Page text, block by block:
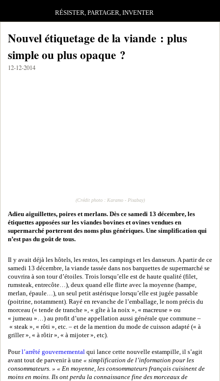
RÉSISTER, PARTAGER, INVENTER
Nouvel étiquetage de la viande : plus
simple ou plus opaque ?
12-12-2014
(Crédit photo : Karamo - Pixabay)
Adieu aiguillettes, poires et merlans. Dès ce samedi 13 décembre, les
étiquettes apposées sur les viandes bovines et ovines vendues en
supermarché porteront des noms plus génériques. Une simplification qui
n’est pas du goût de tous.
Il y avait déjà les hôtels, les restos, les campings et les danseurs. A partir de ce
samedi 13 décembre, la viande tassée dans nos barquettes de supermarché se
couvrira à son tour d’étoiles. Trois lorsqu’elle est de haute qualité (filet,
rumsteak, entrecôte…), deux quand elle flirte avec la moyenne (hampe,
merlan, épaule…), un seul petit astérisque lorsqu’elle est jugée passable
(poitrine, notamment). Rayé en revanche de l’emballage, le nom précis du
morceau (« tende de tranche », « gîte à la noix », « macreuse » ou
« jumeau »…) au profit d’une appellation aussi générale que commune –
« steak », « rôti », etc. – et de la mention du mode de cuisson adapté (« à
griller », « à rôtir », « à mijoter », etc).
Pourl’arrêté gouvernemental qui lance cette nouvelle estampille, il s’agit
avant tout de parvenir à une « simplification de l’information pour les
consommateurs. » « En moyenne, les consommateurs français cuisinent de
moins en moins. Ils ont perdu la connaissance fine des morceaux de